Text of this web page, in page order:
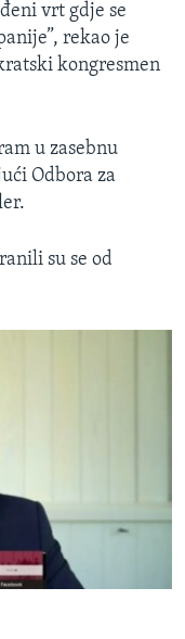
vrt gdje se
rekao je
kongresmen
u zasebnu
Odbora za
su se od